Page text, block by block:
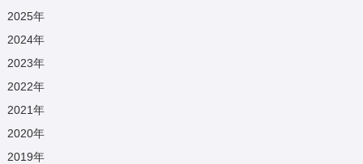
2025年
2024年
2023年
2022年
2021年
2020年
2019年